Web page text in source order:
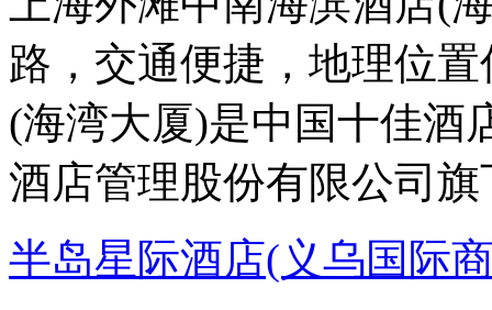
路，交通便捷，地理位
(海湾大厦)是中国十佳酒
酒店管理股份有限公司
半岛星际酒店(义乌国际